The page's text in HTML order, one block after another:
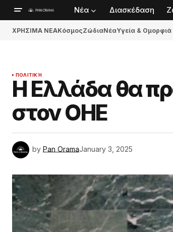
Νέα Διασκέδαση
ΧΡΗΣΙΜΑ ΝΕΑΚόσμοςΖώδιαΝέαΥγεία & Ομορφιά
ΠΟΛΙΤΙΚΉ
Η Ελλάδα θα
στον ΟΗΕ
by Pan OramaJanuary 3, 2025